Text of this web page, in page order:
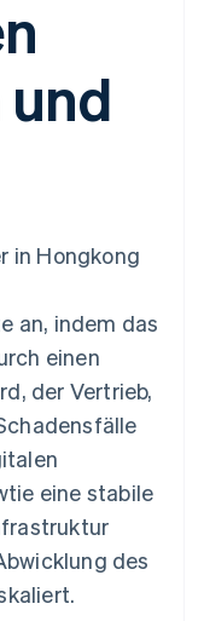
in Hongkong
an, indem das
einen
der Vertrieb,
eine stabile
des